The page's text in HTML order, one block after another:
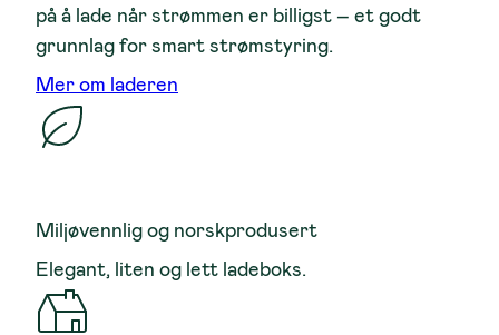
på å lade når strømmen er billigst – et godt
grunnlag for smart strømstyring.
Mer om laderen
Miljøvennlig og norskprodusert
Elegant, liten og lett ladeboks.